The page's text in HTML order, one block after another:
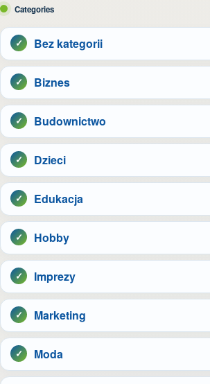
Categories
Bez kategorii
Biznes
Budownictwo
Dzieci
Edukacja
Hobby
Imprezy
Marketing
Moda